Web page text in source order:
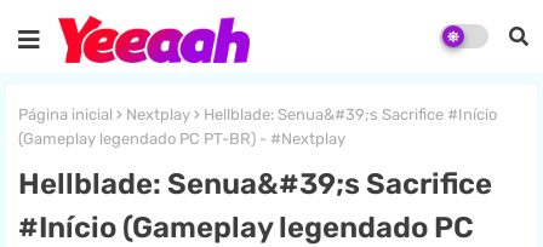
Página inicial Nextplay
Hellblade: Senua&#39;s Sacrifice #Início
(Gameplay legendado PC PT-BR) - #Nextplay
Hellblade: Senua&#39;s Sacrifice
#Início (Gameplay legendado PC